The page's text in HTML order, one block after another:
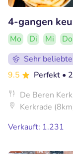
4-gangen
Mo Di Mi Do
Sehr
9.5
Perfekt •
De Beren
Kerkrade
Verkauft: 1.231